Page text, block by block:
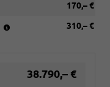
170,– €
310,– €
225/4538.790,– €